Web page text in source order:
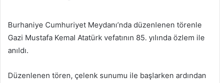
göndermek
Burhaniye Cumhuriyet Meydanı’nda düzenlenen törenle
Gazi Mustafa Kemal Atatürk vefatının 85. yılında özlem ile
anıldı.
Düzenlenen tören, çelenk sunumu ile başlarken ardından